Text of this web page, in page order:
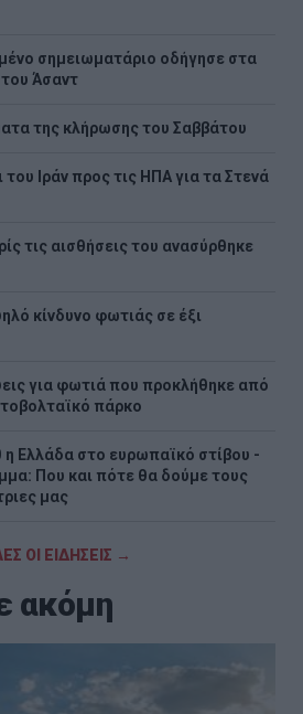
σημειωματάριο οδήγησε στα
Άσαντ
της κλήρωσης του Σαββάτου
του Ιράν προς τις ΗΠΑ για τα Στενά
τις αισθήσεις του ανασύρθηκε
κίνδυνο φωτιάς σε έξι
για φωτιά που προκλήθηκε από
πάρκο
Ελλάδα στο ευρωπαϊκό στίβου -
Που και πότε θα δούμε τους
μας
ΟΙ ΕΙΔΗΣΕΙΣ →
ακόμη